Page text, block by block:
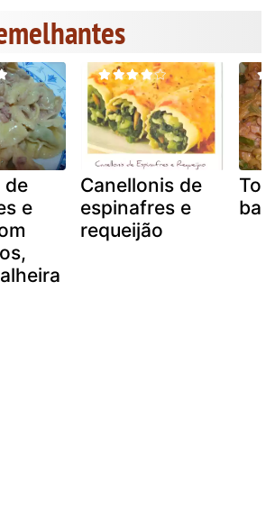
de
e
Canellonis de
espinafres e
requeijão